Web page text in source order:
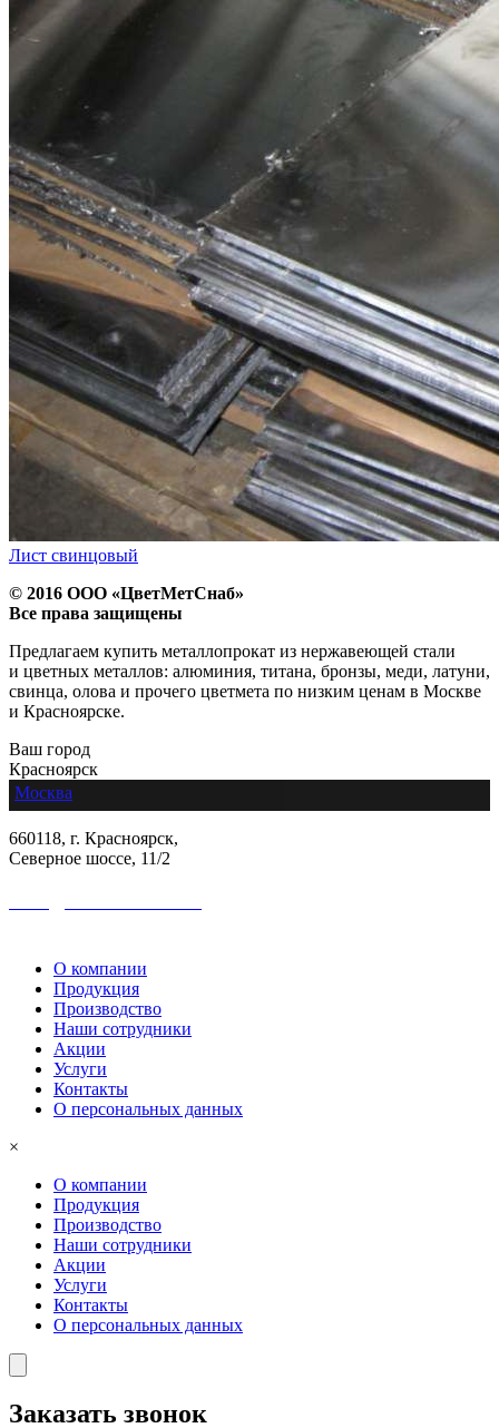
Лист свинцовый
© 2016 ООО «ЦветМетСнаб»
Все права защищены
Предлагаем купить металлопрокат из нержавеющей стали
и цветных металлов: алюминия, титана, бронзы, меди, латуни,
свинца, олова и прочего цветмета по низким ценам в Москве
и Красноярске.
Ваш город
Красноярск
Москва
660118, г. Красноярск,
Северное шоссе, 11/2
О компании
Продукция
Производство
Наши сотрудники
Акции
Услуги
Контакты
О персональных данных
×
О компании
Продукция
Производство
Наши сотрудники
Акции
Услуги
Контакты
О персональных данных
Заказать звонок